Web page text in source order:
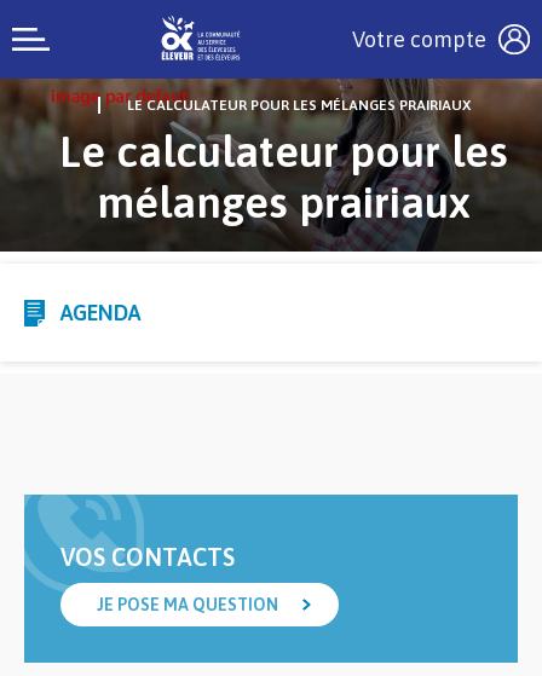
Votre compte
LE CALCULATEUR POUR LES MÉLANGES PRAIRIAUX
Le calculateur pour les
mélanges prairiaux
AGENDA
VOS CONTACTS
JE POSE MA QUESTION